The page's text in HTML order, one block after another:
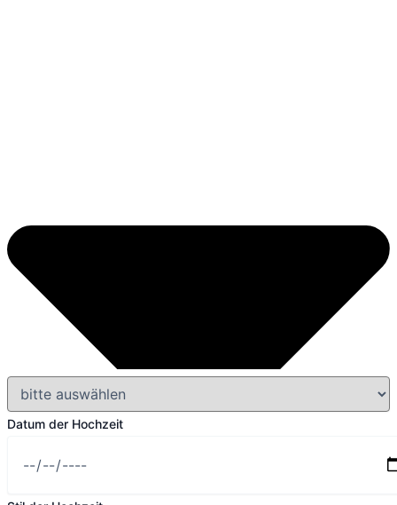
Datum der Hochzeit